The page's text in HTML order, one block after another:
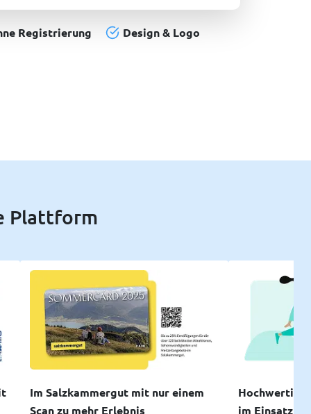
Registrierung Design & Logo
Plattform
Im Salzkammergut mit nur einem
Scan zu mehr Erlebnis
Hochwertige
im Einsatz